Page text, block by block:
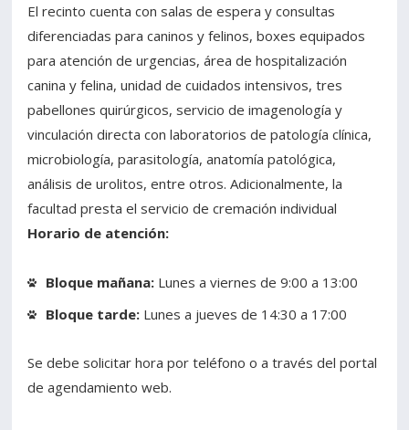
El recinto cuenta con salas de espera y consultas
diferenciadas para caninos y felinos, boxes equipados
para atención de urgencias, área de hospitalización
canina y felina, unidad de cuidados intensivos, tres
pabellones quirúrgicos, servicio de imagenología y
vinculación directa con laboratorios de patología clínica,
microbiología, parasitología, anatomía patológica,
análisis de urolitos, entre otros. Adicionalmente, la
facultad presta el servicio de cremación individual
Horario de atención:
Bloque mañana: Lunes a viernes de 9:00 a 13:00
Bloque tarde: Lunes a jueves de 14:30 a 17:00
Se debe solicitar hora por teléfono o a través del portal
de agendamiento web.